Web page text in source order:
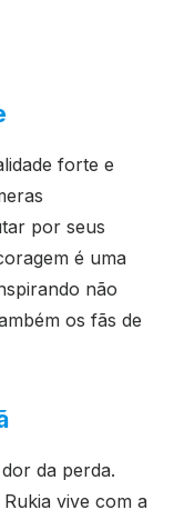
forte e
por seus
é uma
não
os fãs de
da perda.
vive com a